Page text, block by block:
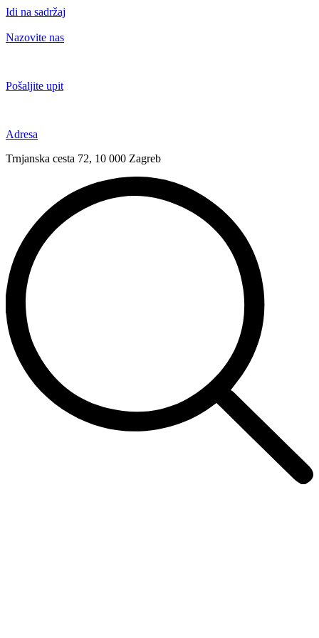
Idi na sadržaj
Nazovite nas
Pošaljite upit
Adresa
Trnjanska cesta 72, 10 000 Zagreb